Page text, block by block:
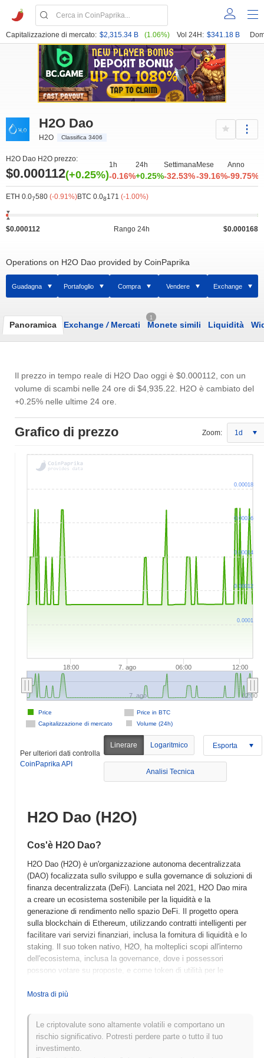
Capitalizzazione di mercato: $2,315.34 B (1.06%) Vol 24H: $341.18 B
H2O Dao
H2O Classifica 3406
H2O Dao H2O prezzo:
$0.000112(+0.25%)
1h
-0.16%
24h
+0.25%
Settimana
-32.53%
Mese
-39.16%
Anno
-99.75%
ETH 0.07580 (-0.91%)BTC 0.08171 (-1.00%)
$0.000112 Rango 24h $0.000168
Operations on H2O Dao provided by CoinPaprika
Guadagna Portafoglio Compra Vendere Exchange
Panoramica Exchange /Mercati
1
Monete simili Liquidità
Il prezzo in tempo reale di H2O Dao oggi è $0.000112 , con un
volume di scambi nelle 24 ore di $4,935.22 . H2O è cambiato del
+0.25% nelle ultime 24 ore.
Grafico di prezzo Zoom: 1d
18:00 7. ago 06:00 12:00
Price in BTC
Capitalizzazione di mercato
Volume (24h)
Price
7. ago 12:00
0.0001
0.00012
0.00014
0.00016
0.00018
Per ulteriori dati controlla
CoinPaprika API
Linerare Logaritmico Esporta
Analisi Tecnica
H2O Dao (H2O)
Cos'è H2O Dao?
H2O Dao (H2O) è un'organizzazione autonoma decentralizzata
(DAO) focalizzata sullo sviluppo e sulla governance di soluzioni di
finanza decentralizzata (DeFi). Lanciata nel 2021, H2O Dao mira
a creare un ecosistema sostenibile per la liquidità e la
generazione di rendimento nello spazio DeFi. Il progetto opera
sulla blockchain di Ethereum, utilizzando contratti intelligenti per
facilitare vari servizi finanziari, inclusa la fornitura di liquidità e lo
staking. Il suo token nativo, H2O, ha molteplici scopi all'interno
dell'ecosistema, inclusa la governance, dove i possessori
possono votare su proposte, e come token di utilità per le
sua enfasi sulla governance guidata dalla comunità e su soluzioni
nel panorama DeFi. Abilitando gli utenti a partecipare attivamente
ai processi decisionali e fornendo strumenti per un'allocazione
efficiente del capitale, H2O Dao cerca di migliorare il
coinvolgimento degli utenti e promuovere una crescita sostenibile
Mostra di più
Le criptovalute sono altamente volatili e comportano un
rischio significativo. Potresti perdere parte o tutto il tuo
investimento.